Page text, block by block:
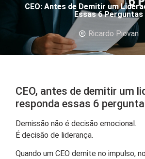
CEO: Antes de Demitir um
Essas 6 Perguntas
Ricardo Piovan
CEO, antes de demitir um
responda essas 6
Demissão não é decisão emocional.
É decisão de liderança.
Quando um CEO demite no impulso,